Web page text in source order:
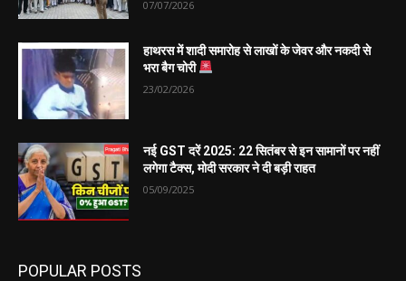
07/07/2026
हाथरस में शादी समारोह से लाखों के जेवर और नकदी से
भरा बैग चोरी
23/02/2026
नई GST दरें 2025: 22 सितंबर से इन सामानों पर नहीं
लगेगा टैक्स, मोदी सरकार ने दी बड़ी राहत
05/09/2025
POPULAR POSTS